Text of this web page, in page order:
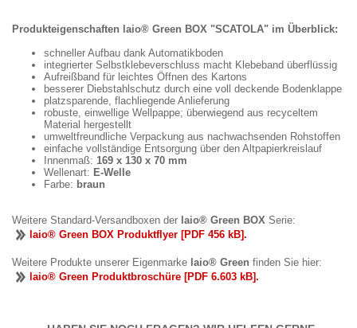
Produkteigenschaften laio® Green BOX "SCATOLA" im Überblick:
schneller Aufbau dank Automatikboden
integrierter Selbstklebeverschluss macht Klebeband überflüssig
Aufreißband für leichtes Öffnen des Kartons
besserer Diebstahlschutz durch eine voll deckende Bodenklappe
platzsparende, flachliegende Anlieferung
robuste, einwellige Wellpappe; überwiegend aus recyceltem
Material hergestellt
umweltfreundliche Verpackung aus nachwachsenden Rohstoffen
einfache vollständige Entsorgung über den Altpapierkreislauf
Innenmaß: 169 x 130 x 70 mm
Wellenart: E-Welle
Farbe: braun
Weitere Standard-Versandboxen der laio® Green BOX Serie:
laio® Green BOX Produktflyer [PDF 456 kB].
Weitere Produkte unserer Eigenmarke laio® Green finden Sie hier:
laio® Green Produktbroschüre [PDF 6.603 kB].